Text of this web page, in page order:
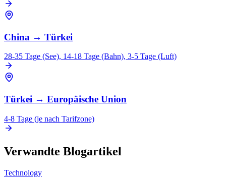
China → Türkei
28-35 Tage (See), 14-18 Tage (Bahn), 3-5 Tage (Luft)
Türkei → Europäische Union
4-8 Tage (je nach Tarifzone)
Verwandte Blogartikel
Technology